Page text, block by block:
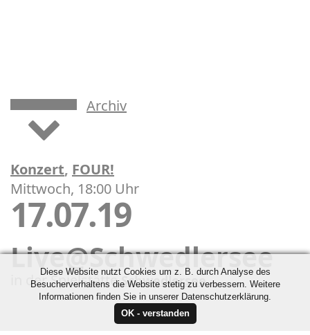
Konzert, FOUR!
Archiv
Mittwoch, 18:00 Uhr
17.07.19
Live@Schwedlersee
in der SpielstätteSchwedlersee
Diese Website nutzt Cookies um z. B. durch Analyse des
Besucherverhaltens die Website stetig zu verbessern. Weitere
Informationen finden Sie in unserer Datenschutzerklärung.